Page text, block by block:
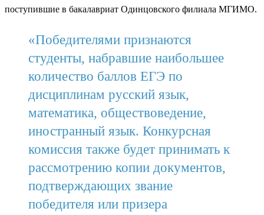
поступившие в бакалавриат Одинцовского филиала МГИМО.
«Победителями признаются
студенты, набравшие наибольшее
количество баллов ЕГЭ по
дисциплинам русский язык,
математика, обществоведение,
иностранный язык. Конкурсная
комиссия также будет принимать к
рассмотрению копии документов,
подтверждающих звание
победителя или призера